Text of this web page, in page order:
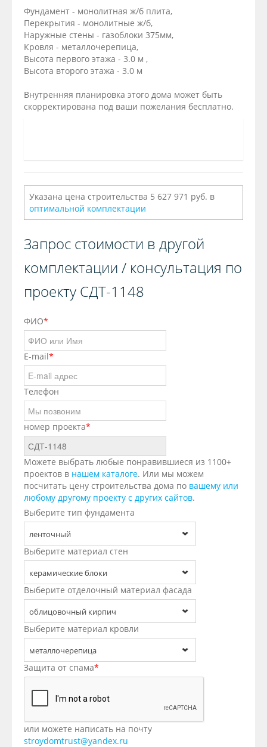
Фундамент - монолитная ж/б плита,
Перекрытия - монолитные ж/б,
Наружные стены - газоблоки 375мм,
Кровля - металлочерепица,
Высота первого этажа - 3.0 м ,
Высота второго этажа - 3.0 м
Внутренняя планировка этого дома может быть
скорректирована под ваши пожелания бесплатно.
Указана цена строительства 5 627 971 руб. в
оптимальной комплектации
Запрос стоимости в другой
комплектации / консультация по
проекту СДТ-1148
ФИО*
E-mail*
Телефон
номер проекта*
Можете выбрать любые понравившиеся из 1100+
проектов в нашем каталоге. Или мы можем
посчитать цену строительства дома по вашему или
любому другому проекту с других сайтов.
Выберите тип фундамента
ленточный
Выберите материал стен
керамические блоки
Выберите отделочный материал фасада
облицовочный кирпич
Выберите материал кровли
металлочерепица
Защита от спама*
или можете написать на почту
stroydomtrust@yandex.ru